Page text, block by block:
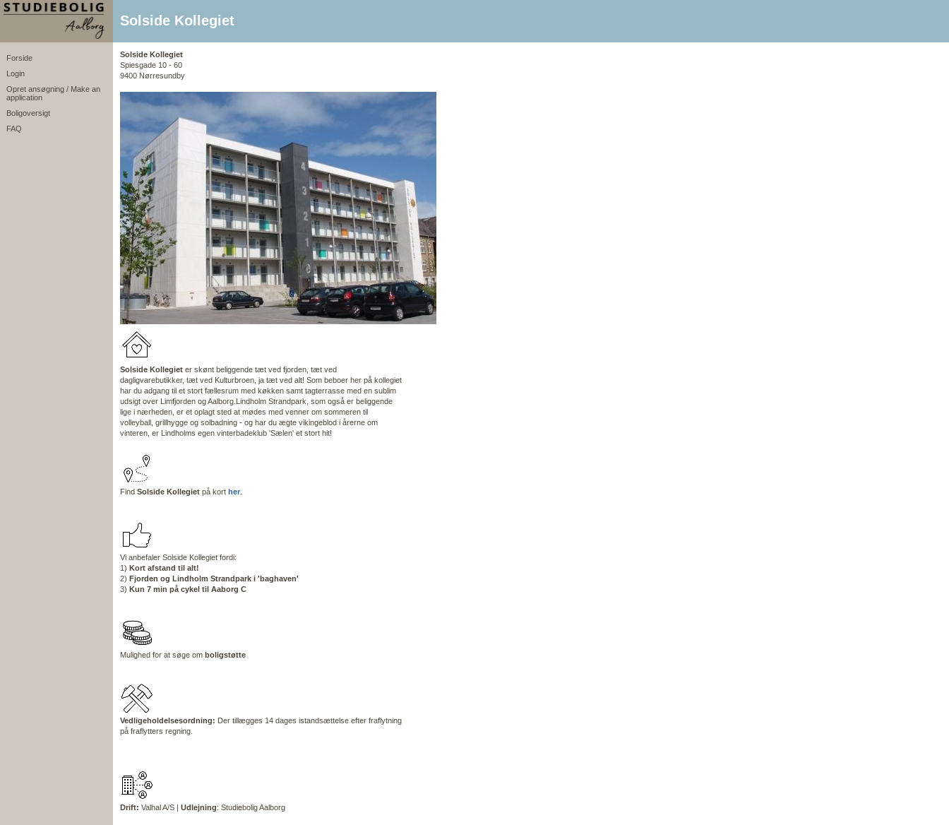
Solside Kollegiet
Forside
Login
Opret ansøgning / Make an
application
Boligoversigt
FAQ
Solside Kollegiet
Spiesgade 10 - 60
9400 Nørresundby
Solside Kollegiet er skønt beliggende tæt ved fjorden, tæt ved
dagligvarebutikker, tæt ved Kulturbroen, ja tæt ved alt! Som beboer her på kollegiet
har du adgang til et stort fællesrum med køkken samt tagterrasse med en sublim
udsigt over Limfjorden og Aalborg.Lindholm Strandpark, som også er beliggende
lige i nærheden, er et oplagt sted at mødes med venner om sommeren til
volleyball, grillhygge og solbadning - og har du ægte vikingeblod i årerne om
vinteren, er Lindholms egen vinterbadeklub 'Sælen' et stort hit!
Find Solside Kollegiet på kort her
Vi anbefaler Solside Kollegiet fordi:
1) Kort afstand til alt!
2) Fjorden og Lindholm Strandpark i 'baghaven'
3) Kun 7 min på cykel til Aaborg C
Mulighed for at søge om boligstøtte
Vedligeholdelsesordning: Der tillægges 14 dages istandsættelse efter fraflytning
på fraflytters regning.
Drift: Valhal A/S | Udlejning: Studiebolig Aalborg